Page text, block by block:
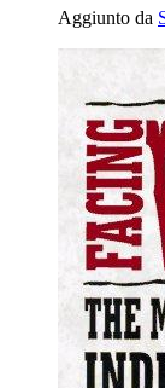
Aggiunto da